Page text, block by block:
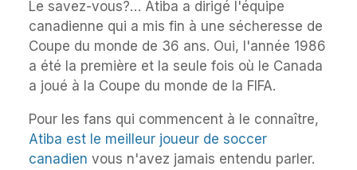
Le savez-vous?… Atiba a dirigé l'équipe
canadienne qui a mis fin à une sécheresse de
Coupe du monde de 36 ans. Oui, l'année 1986
a été la première et la seule fois où le Canada
a joué à la Coupe du monde de la FIFA.
Pour les fans qui commencent à le connaître,
Atiba est le meilleur joueur de soccer
canadien vous n'avez jamais entendu parler.